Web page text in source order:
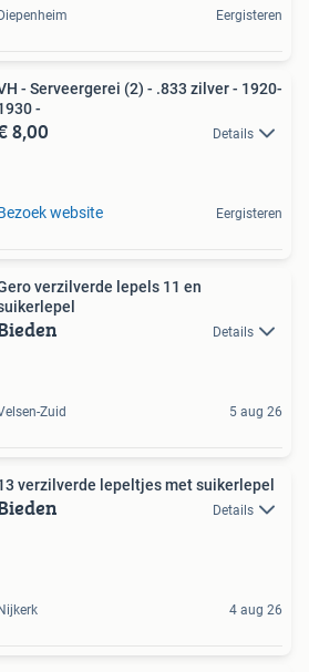
Diepenheim Eergisteren
- Serveergerei (2) - .833 zilver - 1920-
-
8,00 Details
website Eergisteren
verzilverde lepels 11 en
Details
Zuid 5 aug 26
verzilverde lepeltjes met suikerlepel
Details
Nijkerk 4 aug 26